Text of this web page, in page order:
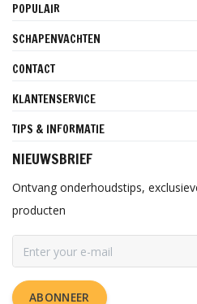
POPULAIR
SCHAPENVACHTEN
CONTACT
KLANTENSERVICE
TIPS & INFORMATIE
NIEUWSBRIEF
Ontvang onderhoudstips,
producten
ABONNEER